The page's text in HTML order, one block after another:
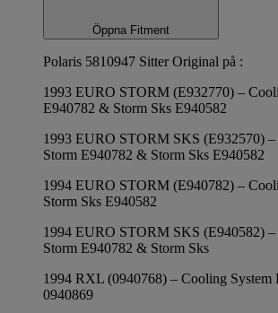
Öppna Fitment
Polaris 5810947 Sitter Original på :
1993 EURO STORM (E932770) –
E940782 & Storm Sks E940582
1993 EURO STORM SKS (E932570) –
Storm E940782 & Storm Sks E940582
1994 EURO STORM (E940782) –
Storm Sks E940582
1994 EURO STORM SKS (E940582) –
Storm E940782 & Storm Sks
1994 RXL (0940768) – Cooling
0940869